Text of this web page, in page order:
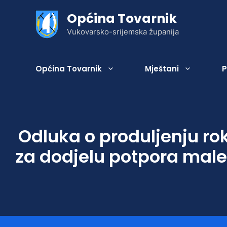
Općina Tovarnik
Vukovarsko-srijemska županija
Općina Tovarnik
Statut
Općinsko vijeće
Mještani
Gospodarenje otpadom
Komunalne djelatnosti
Gospodarska zona
Poljoprivreda
Geografski položaj
Povijest Općine
Zaželi – Brinemo o Vama!
Odluka o produljenju
za dodjelu potpora